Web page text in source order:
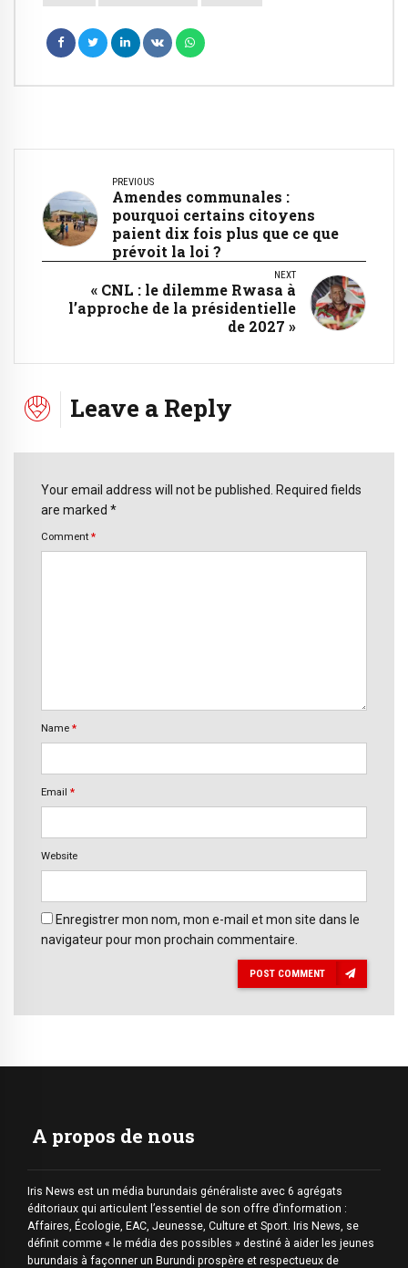
PREVIOUS
Amendes communales :
pourquoi certains citoyens
paient dix fois plus que ce que
prévoit la loi ?
NEXT
« CNL : le dilemme Rwasa à
l’approche de la présidentielle
de 2027 »
Leave a Reply
Your email address will not be published. Required fields
are marked *
Comment *
Name *
Email *
Website
Enregistrer mon nom, mon e-mail et mon site dans le
navigateur pour mon prochain commentaire.
POST COMMENT
A propos de nous
Iris News est un média burundais généraliste avec 6 agrégats
éditoriaux qui articulent l’essentiel de son offre d’information :
Affaires, Écologie, EAC, Jeunesse, Culture et Sport. Iris News, se
définit comme « le média des possibles » destiné à aider les jeunes
burundais à façonner un Burundi prospère et respectueux de